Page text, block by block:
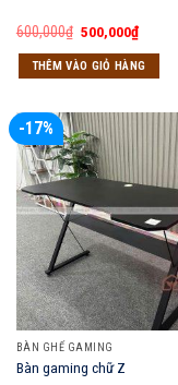
600,000₫ Giá
là:
600,000₫.
500,000₫Giá
hiện
tại
là:
THÊM VÀO GIỎ HÀNG
-17%
BÀN GHẾ GAMING
Bàn gaming chữ Z